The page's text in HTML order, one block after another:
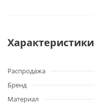
Характеристики
Распродажа
Бренд
Материал